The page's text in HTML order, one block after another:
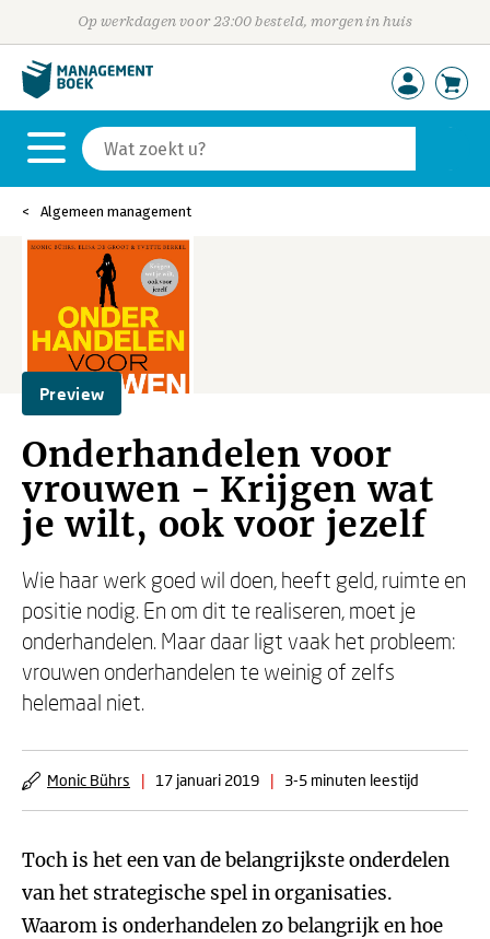
Op werkdagen voor 23:00 besteld, morgen in huis
Algemeen management
Preview
Onderhandelen voor
vrouwen - Krijgen wat
je wilt, ook voor jezelf
Wie haar werk goed wil doen, heeft geld, ruimte en
positie nodig. En om dit te realiseren, moet je
onderhandelen. Maar daar ligt vaak het probleem:
vrouwen onderhandelen te weinig of zelfs
helemaal niet.
Monic Bührs | 17 januari 2019 | 3-5 minuten leestijd
Toch is het een van de belangrijkste onderdelen
van het strategische spel in organisaties.
Waarom is onderhandelen zo belangrijk en hoe